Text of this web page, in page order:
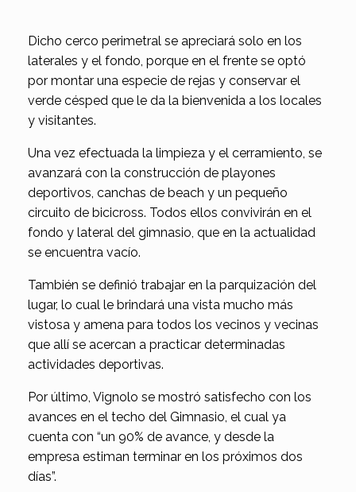
Dicho cerco perimetral se apreciará solo en los
laterales y el fondo, porque en el frente se optó
por montar una especie de rejas y conservar el
verde césped que le da la bienvenida a los locales
y visitantes.
Una vez efectuada la limpieza y el cerramiento, se
avanzará con la construcción de playones
deportivos, canchas de beach y un pequeño
circuito de bicicross. Todos ellos convivirán en el
fondo y lateral del gimnasio, que en la actualidad
se encuentra vacío.
También se definió trabajar en la parquización del
lugar, lo cual le brindará una vista mucho más
vistosa y amena para todos los vecinos y vecinas
que allí se acercan a practicar determinadas
actividades deportivas.
Por último, Vignolo se mostró satisfecho con los
avances en el techo del Gimnasio, el cual ya
cuenta con “un 90% de avance, y desde la
empresa estiman terminar en los próximos dos
días”.